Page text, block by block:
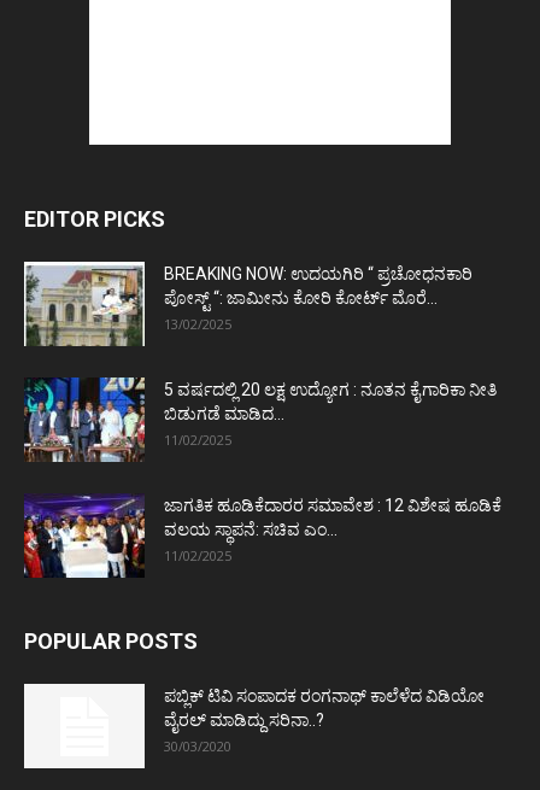
EDITOR PICKS
BREAKING NOW: ಉದಯಗಿರಿ “ ಪ್ರಚೋಧನಕಾರಿ
ಪೋಸ್ಟ್‌ “: ಜಾಮೀನು ಕೋರಿ ಕೋರ್ಟ್‌ ಮೊರೆ...
13/02/2025
5 ವರ್ಷದಲ್ಲಿ 20 ಲಕ್ಷ ಉದ್ಯೋಗ : ನೂತನ ಕೈಗಾರಿಕಾ ನೀತಿ
ಬಿಡುಗಡೆ ಮಾಡಿದ...
11/02/2025
ಜಾಗತಿಕ ಹೂಡಿಕೆದಾರರ ಸಮಾವೇಶ : 12 ವಿಶೇಷ ಹೂಡಿಕೆ
ವಲಯ ಸ್ಥಾಪನೆ: ಸಚಿವ ಎಂ...
11/02/2025
POPULAR POSTS
ಪಬ್ಲಿಕ್ ಟಿವಿ ಸಂಪಾದಕ ರಂಗನಾಥ್ ಕಾಲೆಳೆದ ವಿಡಿಯೋ
ವೈರಲ್ ಮಾಡಿದ್ದು ಸರಿನಾ..?
30/03/2020